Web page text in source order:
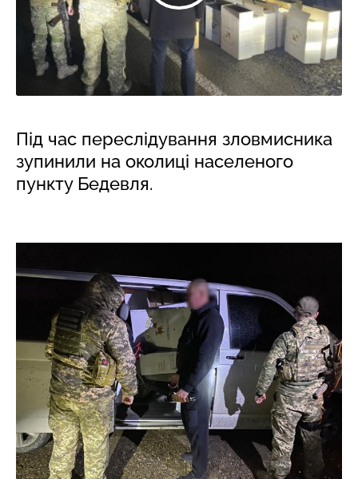
Під час переслідування зловмисника
зупинили на околиці населеного
пункту Бедевля.